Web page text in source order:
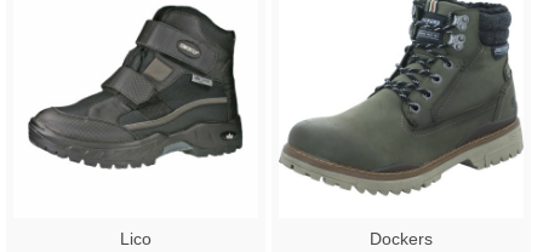
Lico Dockers